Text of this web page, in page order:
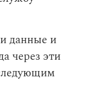
данные и
через эти